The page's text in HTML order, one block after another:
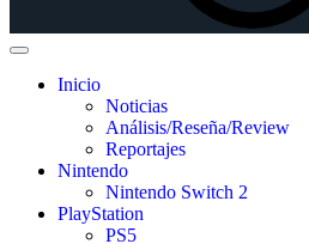
Inicio
Noticias
Análisis/Reseña/Review
Reportajes
Nintendo
Nintendo Switch 2
PlayStation
PS5